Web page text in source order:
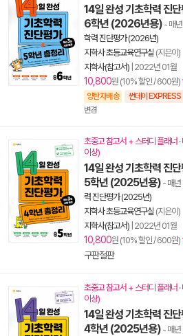
14일 완성 기초학력 진
6학년 (2026년용) - 매
학력 진단평가 (2026년)
지학사 초등교육연구실 (지은이)
지학사(참고서) 2022년 01월
10,800원 (10% 할인 / 600원)
양탄자배송 썬데이 EXPRESS
변경
초중고 참고서 + 스터디 플래너
이상)
14일 완성 기초학력 진
5학년 (2025년용) - 매년
력 진단평가 (2025년)
지학사 초등교육연구실 (지은이)
지학사(참고서) 2022년 01월
10,800원 (10% 할인 / 600원)
구판절판
초중고 참고서 + 스터디 플래너
이상)
14일 완성 기초학력 진
4학년 (2025년용) - 매년